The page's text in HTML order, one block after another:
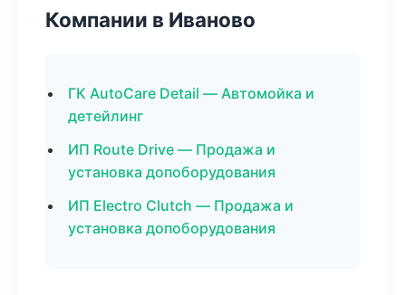
Компании в Иваново
ГК AutoCare Detail — Автомойка и
детейлинг
ИП Route Drive — Продажа и
установка допоборудования
ИП Electro Clutch — Продажа и
установка допоборудования